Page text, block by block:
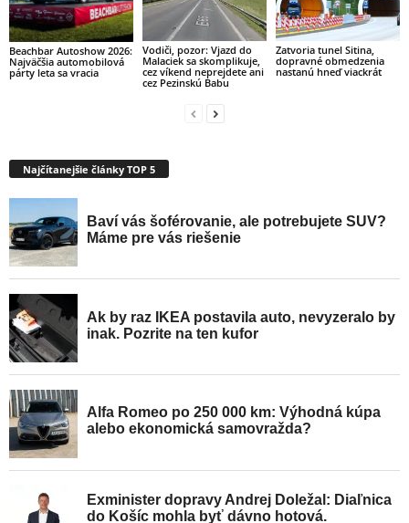
Beachbar Autoshow 2026:
Najväčšia automobilová
párty leta sa vracia
Vodiči, pozor: Vjazd do
Malaciek sa skomplikuje,
cez víkend neprejdete ani
cez Pezinskú Babu
Zatvoria tunel Sitina,
dopravné obmedzenia
nastanú hneď viackrát
Najčítanejšie články TOP 5